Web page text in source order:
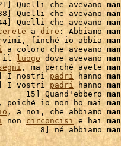
che avevano
che avevano
che avevano
a dire: Abbiamo
finché io abbia
a coloro che avevano
il luogo dove avevano
, ma perché avete
I nostri padri hanno
I vostri padri hanno
Quand'ebbero
, poiché io non ho mai
, a noi, che abbiamo
non circoncisi e hai
8] né abbiamo